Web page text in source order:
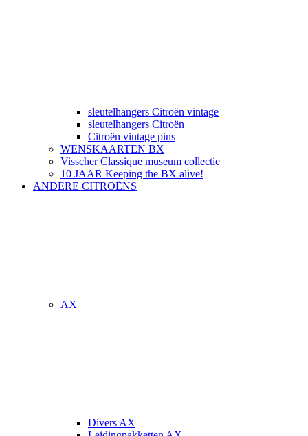
sleutelhangers Citroën vintage
sleutelhangers Citroën
Citroën vintage pins
WENSKAARTEN BX
Visscher Classique museum collectie
10 JAAR Keeping the BX alive!
ANDERE CITROËNS
AX
Divers AX